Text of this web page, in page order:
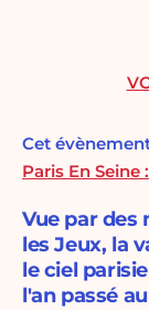
Cet
Paris En
Vue par des
les Jeux, la
le ciel
l'an passé